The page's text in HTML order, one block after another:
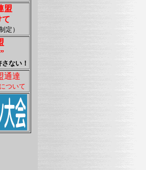
盟
て
定）
ない！
通達
ついて